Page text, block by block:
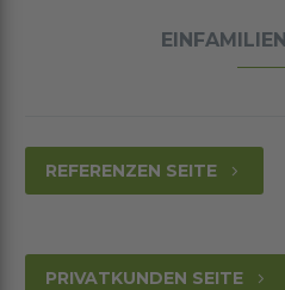
REFERENZEN SEITE 5
PRIVATKUNDEN SEITE 5